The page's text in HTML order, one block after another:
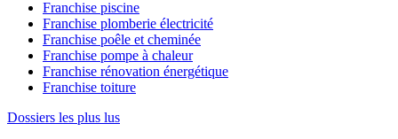
Franchise piscine
Franchise plomberie électricité
Franchise poêle et cheminée
Franchise pompe à chaleur
Franchise rénovation énergétique
Franchise toiture
Dossiers les plus lus